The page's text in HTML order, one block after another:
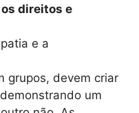
direitos e
e a
grupos, devem criar
um